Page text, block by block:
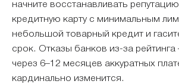
начните восстанавливать
кредитную карту с минимальным
небольшой товарный кредит и
срок. Отказы банков из-за
через 6–12 месяцев аккуратных
кардинально изменится.